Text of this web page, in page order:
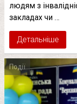
людям з
закладах чи …
Детальніше
Події